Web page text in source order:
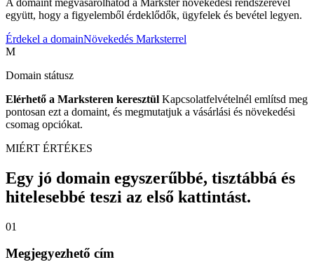
együtt, hogy a figyelemből érdeklődők, ügyfelek és bevétel legyen.
Érdekel a domainNövekedés Marksterrel
M
Domain státusz
Elérhető a Marksteren keresztül Kapcsolatfelvételnél említsd meg
pontosan ezt a domaint, és megmutatjuk a vásárlási és növekedési
csomag opciókat.
MIÉRT ÉRTÉKES
Egy jó domain egyszerűbbé, tisztábbá és
hitelesebbé teszi az első kattintást.
01
Megjegyezhető cím